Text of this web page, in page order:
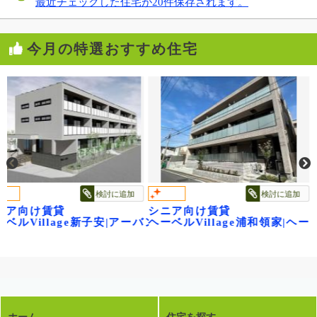
今月の特選おすすめ住宅
子安|アーバンパークサイド
シニア向け賃貸
ヘーベルVillage浦和領家|ヘーベルヴィレッ
ヘーベル